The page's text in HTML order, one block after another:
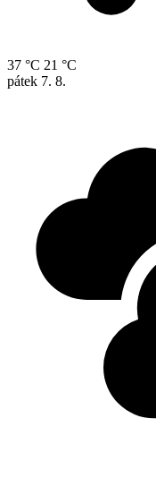
37 °C 21 °C
pátek 7. 8.